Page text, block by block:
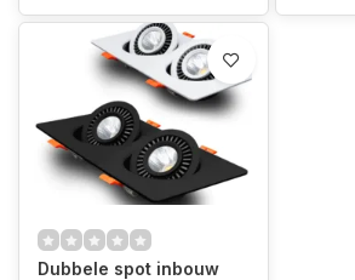
Dubbele spot inbouw